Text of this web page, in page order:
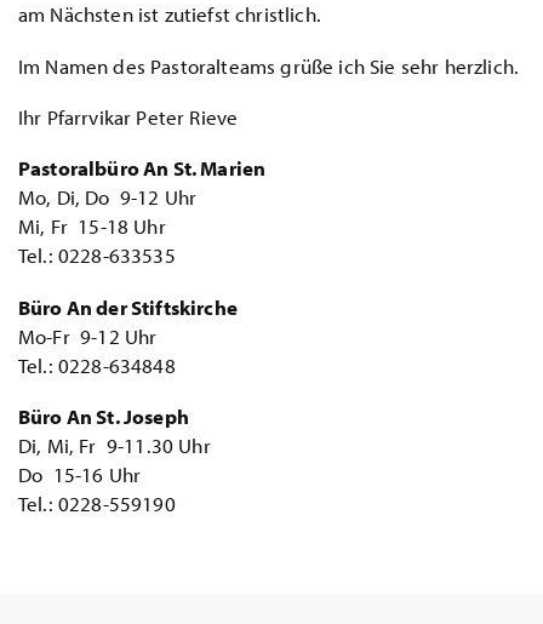
am Nächsten ist zutiefst christlich.
Im Namen des Pastoralteams grüße ich Sie sehr herzlich.
Ihr Pfarrvikar Peter Rieve
Pastoralbüro An St. Marien
Mo, Di, Do 9-12 Uhr
Mi, Fr 15-18 Uhr
Tel.: 0228-633535
Büro An der Stiftskirche
Mo-Fr 9-12 Uhr
Tel.: 0228-634848
Büro An St. Joseph
Di, Mi, Fr 9-11.30 Uhr
Do 15-16 Uhr
Tel.: 0228-559190